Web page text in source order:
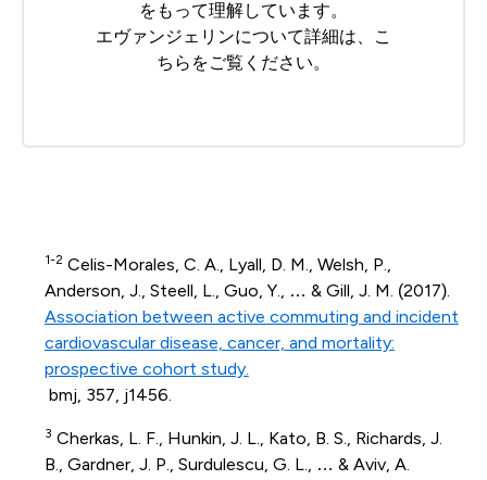
をもって理解しています。
エヴァンジェリンについて詳細は、
こ
ちら をご覧ください。
1-2Celis-Morales, C. A., Lyall, D. M., Welsh, P.,
Anderson, J., Steell, L., Guo, Y., … & Gill, J. M. (2017).
Association between active commuting and incident
cardiovascular disease, cancer, and mortality:
prospective cohort study.
bmj, 357, j1456.
3 Cherkas, L. F., Hunkin, J. L., Kato, B. S., Richards, J.
B., Gardner, J. P., Surdulescu, G. L., … & Aviv, A.